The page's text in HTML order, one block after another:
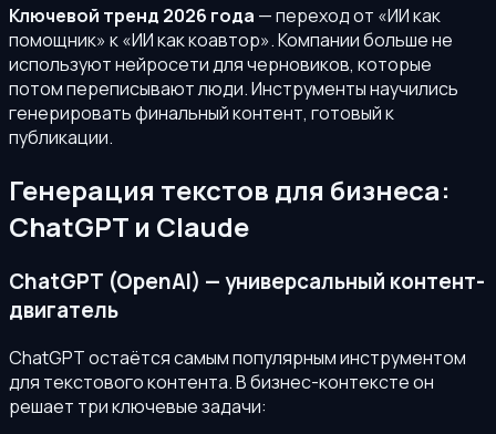
Ключевой тренд 2026 года — переход от «ИИ как
помощник» к «ИИ как коавтор». Компании больше не
используют нейросети для черновиков, которые
потом переписывают люди. Инструменты научились
генерировать финальный контент, готовый к
публикации.
Генерация текстов для бизнеса:
ChatGPT и Claude
ChatGPT (OpenAI) — универсальный контент-
двигатель
ChatGPT остаётся самым популярным инструментом
для текстового контента. В бизнес-контексте он
решает три ключевые задачи: